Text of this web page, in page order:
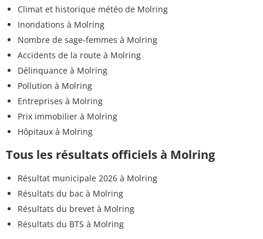
Climat et historique météo de Molring
Inondations à Molring
Nombre de sage-femmes à Molring
Accidents de la route à Molring
Délinquance à Molring
Pollution à Molring
Entreprises à Molring
Prix immobilier à Molring
Hôpitaux à Molring
Tous les résultats officiels à Molring
Résultat municipale 2026 à Molring
Résultats du bac à Molring
Résultats du brevet à Molring
Résultats du BTS à Molring